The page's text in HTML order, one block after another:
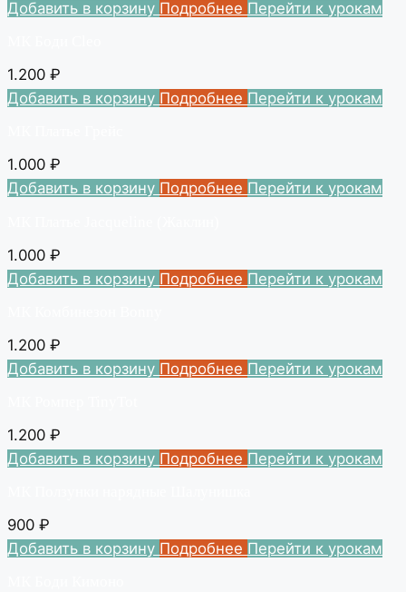
Добавить в корзину Подробнее Перейти к урокам
1.200 ₽
Добавить в корзину Подробнее Перейти к урокам
1.000 ₽
Добавить в корзину Подробнее Перейти к урокам
1.000 ₽
Добавить в корзину Подробнее Перейти к урокам
1.200 ₽
Добавить в корзину Подробнее Перейти к урокам
1.200 ₽
Добавить в корзину Подробнее Перейти к урокам
900 ₽
Добавить в корзину Подробнее Перейти к урокам